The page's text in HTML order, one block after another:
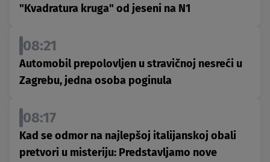
"Kvadratura kruga" od jeseni na N1
08:21
Automobil prepolovljen u stravičnoj nesreći u
Zagrebu, jedna osoba poginula
08:17
Kad se odmor na najlepšoj italijanskoj obali
pretvori u misteriju: Predstavljamo nove